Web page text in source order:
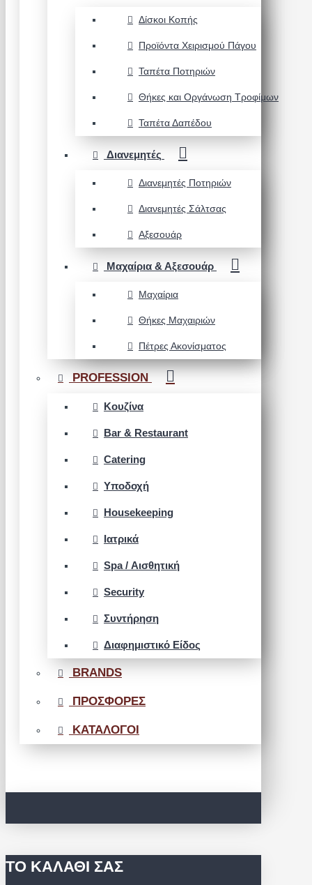
Δίσκοι Κοπής
Προϊόντα Χειρισμού Πάγου
Ταπέτα Ποτηριών
Θήκες και Οργάνωση Τροφίμων
Ταπέτα Δαπέδου
Διανεμητές
Διανεμητές Ποτηριών
Διανεμητές Σάλτσας
Αξεσουάρ
Μαχαίρια & Αξεσουάρ
Μαχαίρια
Θήκες Μαχαιριών
Πέτρες Ακονίσματος
PROFESSION
Κουζίνα
Bar & Restaurant
Catering
Υποδοχή
Housekeeping
Ιατρικά
Spa / Αισθητική
Security
Συντήρηση
Διαφημιστικό Είδος
BRANDS
ΠΡΟΣΦΟΡΕΣ
ΚΑΤΑΛΟΓΟΙ
ΤΟ ΚΑΛΆΘΙ ΣΑΣ